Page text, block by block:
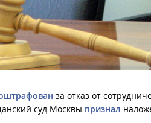
за отказ от
суд Москвы признал